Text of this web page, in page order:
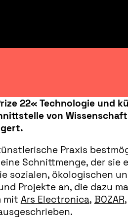
22« Technologie und
von
Praxis
Schnittmenge, der sie
sozialen, ökologischen
Projekte an, die dazu
mit Ars Electronica, BOZAR,